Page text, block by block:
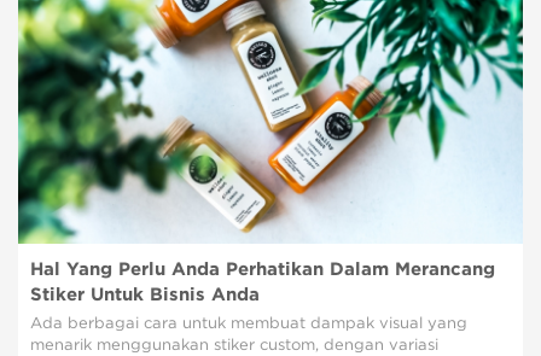
Hal Yang Perlu Anda Perhatikan Dalam Merancang
Stiker Untuk Bisnis Anda
Ada berbagai cara untuk membuat dampak visual yang
menarik menggunakan stiker custom, dengan variasi